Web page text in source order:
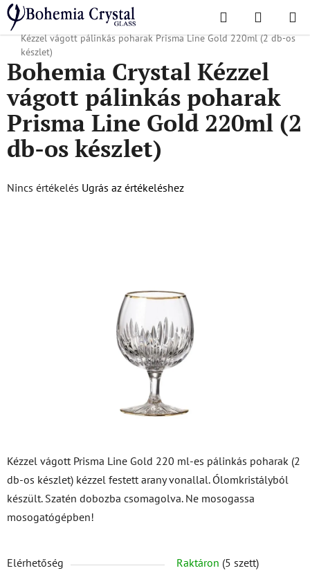
Ugrás
fő
tartalomhoz
Keresés KOSÁR
Kezdőlap
/ Népszerű kollekciók / Prisma vonal arany
Bohemia Crystal
Kézzel vágott pálinkás poharak Prisma Line Gold 220ml (2 db-os
készlet)
Kézzel vágott Prisma Line Gold 220 ml-es pálinkás poharak (2
db-os készlet) kézzel festett arany vonallal. Ólomkristályból
készült. Szatén dobozba csomagolva. Ne mosogassa
mosogatógépben!
Elérhetőség Raktáron (5 szett)
Bohemia Crystal Kézzel
vágott pálinkás poharak
Prisma Line Gold 220ml (2
db-os készlet)
A
Nincs értékelés Ugrás az értékeléshez